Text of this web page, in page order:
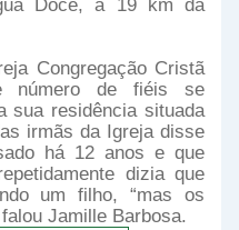
Doce, a 19 km da
Congregação Cristã
número de fiéis se
sua residência situada
irmãs da Igreja disse
há 12 anos e que
dizia que
um filho, “mas os
Jamille Barbosa.